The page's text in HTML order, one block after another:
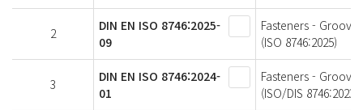
2
DIN EN ISO 8746:2025-
09
Fasteners -
(ISO 8746:2025)
3
DIN EN ISO 8746:2024-
01
Fasteners -
(ISO/DIS